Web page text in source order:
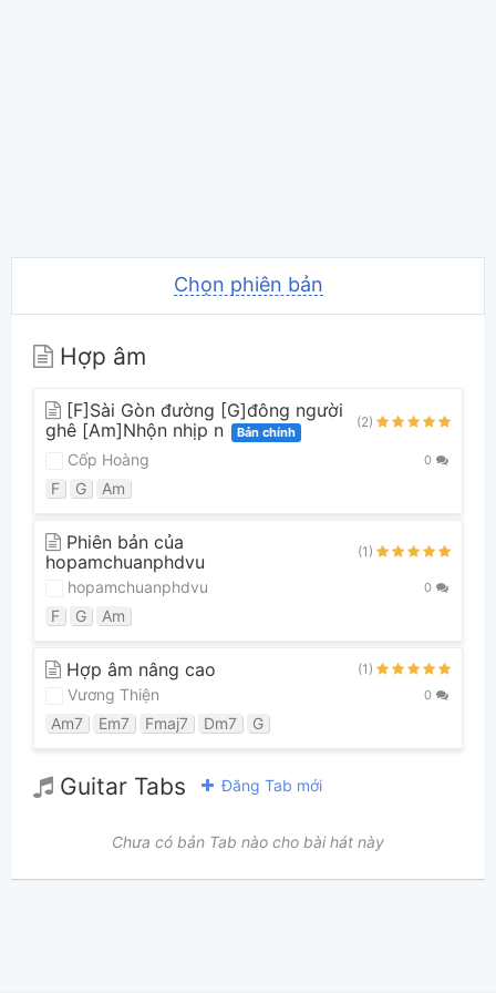
Chọn phiên bản
Hợp âm
[F]Sài Gòn đường [G]đông người
ghê [Am]Nhộn nhịp n
Bản chính
(2)
Cốp Hoàng 0
F G Am
Phiên bản của
hopamchuanphdvu
(1)
hopamchuanphdvu 0
F G Am
Hợp âm nâng cao (1)
Vương Thiện 0
Am7 Em7 Fmaj7 Dm7 G
Guitar Tabs Đăng Tab mới
Chưa có bản Tab nào cho bài hát này